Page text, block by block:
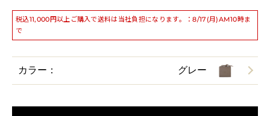
税込11,000円以上ご購入で送料は当社負担になります。：8/17(月)AM10時ま
で
カラー： グレー